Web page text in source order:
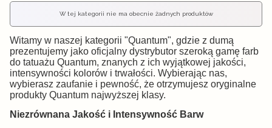
Lista produktówW tej kategorii nie ma obecnie żadnych produktów
Witamy w naszej kategorii "Quantum", gdzie z dumą
prezentujemy jako oficjalny dystrybutor szeroką gamę farb
do tatuażu Quantum, znanych z ich wyjątkowej jakości,
intensywności kolorów i trwałości. Wybierając nas,
wybierasz zaufanie i pewność, że otrzymujesz oryginalne
produkty Quantum najwyższej klasy.
Niezrównana Jakość i Intensywność Barw